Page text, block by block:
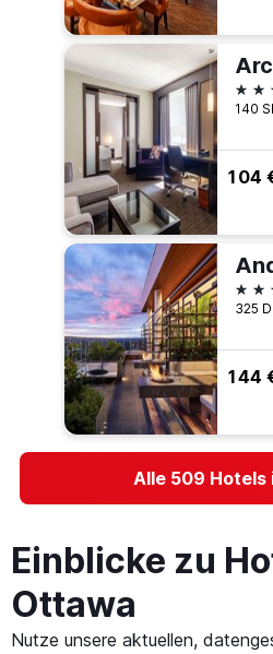
4
104
4
144
Alle 509 Hotels
Einblicke zu
Ottawa
Nutze unsere aktuellen,